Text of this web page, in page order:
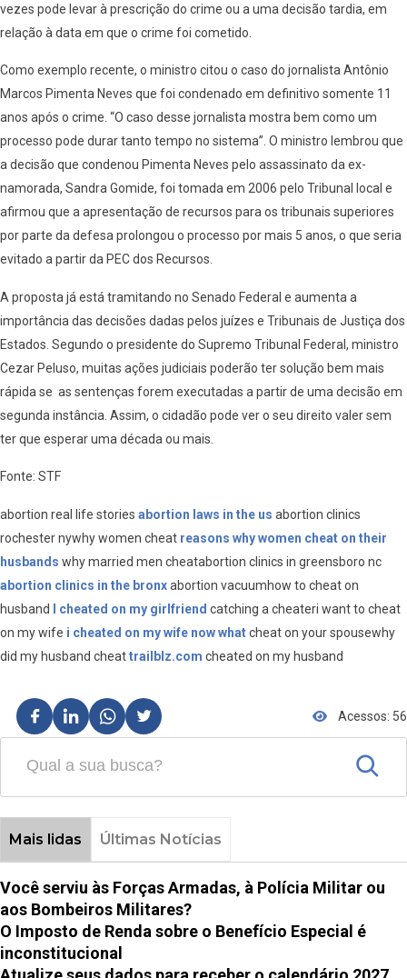
vezes pode levar à prescrição do crime ou a uma decisão tardia, em
relação à data em que o crime foi cometido.
Como exemplo recente, o ministro citou o caso do jornalista Antônio
Marcos Pimenta Neves que foi condenado em definitivo somente 11
anos após o crime. “O caso desse jornalista mostra bem como um
processo pode durar tanto tempo no sistema”. O ministro lembrou que
a decisão que condenou Pimenta Neves pelo assassinato da ex-
namorada, Sandra Gomide, foi tomada em 2006 pelo Tribunal local e
afirmou que a apresentação de recursos para os tribunais superiores
por parte da defesa prolongou o processo por mais 5 anos, o que seria
evitado a partir da PEC dos Recursos.
A proposta já está tramitando no Senado Federal e aumenta a
importância das decisões dadas pelos juízes e Tribunais de Justiça dos
Estados. Segundo o presidente do Supremo Tribunal Federal, ministro
Cezar Peluso, muitas ações judiciais poderão ter solução bem mais
rápida se as sentenças forem executadas a partir de uma decisão em
segunda instância. Assim, o cidadão pode ver o seu direito valer sem
ter que esperar uma década ou mais.
Fonte: STF
abortion real life stories abortion laws in the us abortion clinics
rochester nywhy women cheat reasons why women cheat on their
husbands why married men cheatabortion clinics in greensboro nc
abortion clinics in the bronxabortion vacuumhow to cheat on
husband
I cheated on my girlfriend catching a cheateri want to cheat
on my wife i cheated on my wife now whatcheat on your spousewhy
did my husband cheattrailblz.com cheated on my husband
Acessos: 56
Mais lidas Últimas Notícias
Você serviu às Forças Armadas, à Polícia Militar ou
aos Bombeiros Militares?
O Imposto de Renda sobre o Benefício Especial é
inconstitucional